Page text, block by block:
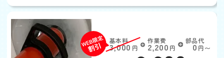
基本料
3,000 円 W
EB
作業費
2,200 円
部品代
0円〜